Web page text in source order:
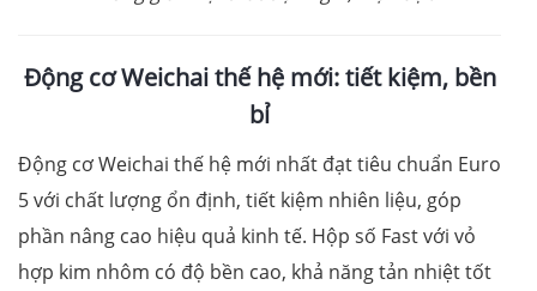
Động cơWeichaithế hệ mới: tiết kiệm, bền
bỉ
Động cơ Weichai thế hệ mới nhất đạt tiêu chuẩn Euro
5 với chất lượng ổn định, tiết kiệm nhiên liệu, góp
phần nâng cao hiệu quả kinh tế. Hộp số Fast với vỏ
hợp kim nhôm có độ bền cao, khả năng tản nhiệt tốt